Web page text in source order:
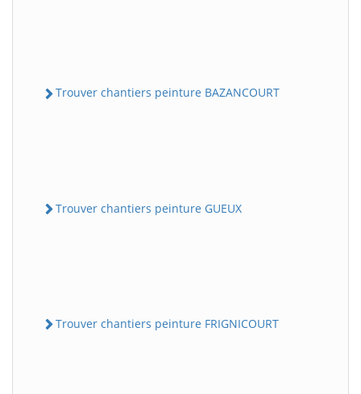
Trouver chantiers peinture BAZANCOURT
Trouver chantiers peinture GUEUX
Trouver chantiers peinture FRIGNICOURT